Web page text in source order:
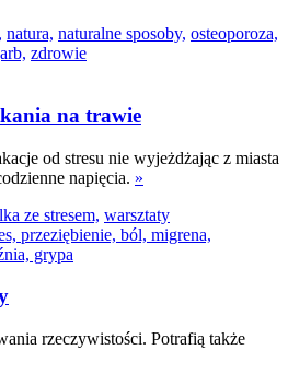
natura, naturalne sposoby, osteoporoza,
zdrowie
na trawie
od stresu nie wyjeżdżając z miasta
napięcia. »
ze stresem, warsztaty
rzeczywistości. Potrafią także